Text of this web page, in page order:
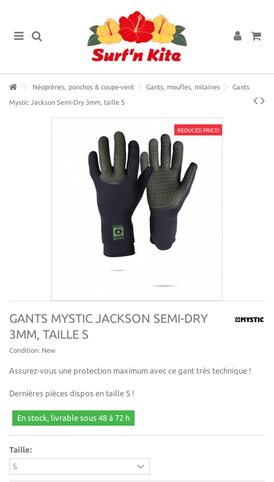
Néoprènes, ponchos & coupe-vent Gants, moufles, mitaines Gants
Mystic Jackson Semi-Dry 3mm, taille S
REDUCED PRICE!
GANTS MYSTIC JACKSON SEMI-DRY
3MM, TAILLE S
Condition: New
Assurez-vous une protection maximum avec ce gant très technique !
Dernières pièces dispos en taille S !
En stock, livrable sous 48 à 72 h
Taille: